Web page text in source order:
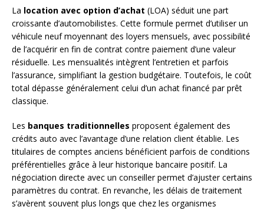
La location avec option d’achat (LOA) séduit une part
croissante d’automobilistes. Cette formule permet d’utiliser un
véhicule neuf moyennant des loyers mensuels, avec possibilité
de l’acquérir en fin de contrat contre paiement d’une valeur
résiduelle. Les mensualités intègrent l’entretien et parfois
l’assurance, simplifiant la gestion budgétaire. Toutefois, le coût
total dépasse généralement celui d’un achat financé par prêt
classique.
Les banques traditionnelles proposent également des
crédits auto avec l’avantage d’une relation client établie. Les
titulaires de comptes anciens bénéficient parfois de conditions
préférentielles grâce à leur historique bancaire positif. La
négociation directe avec un conseiller permet d’ajuster certains
paramètres du contrat. En revanche, les délais de traitement
s’avèrent souvent plus longs que chez les organismes